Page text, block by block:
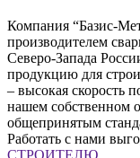
Компания “Базис-
производителем
Северо-Запада
продукцию для
– высокая скорость
нашем собственном
общепринятым
Работать с нами
СТРОИТЕЛЮ